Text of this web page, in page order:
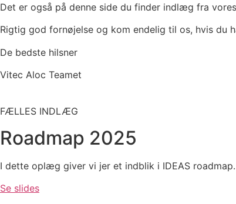
Det er også på denne side du finder indlæg fra
Rigtig god fornøjelse og kom endelig til os, hvis du
De bedste hilsner
Vitec Aloc Teamet
FÆLLES INDLÆG
Roadmap 2025
I dette oplæg giver vi jer et indblik i IDEAS
Se slides